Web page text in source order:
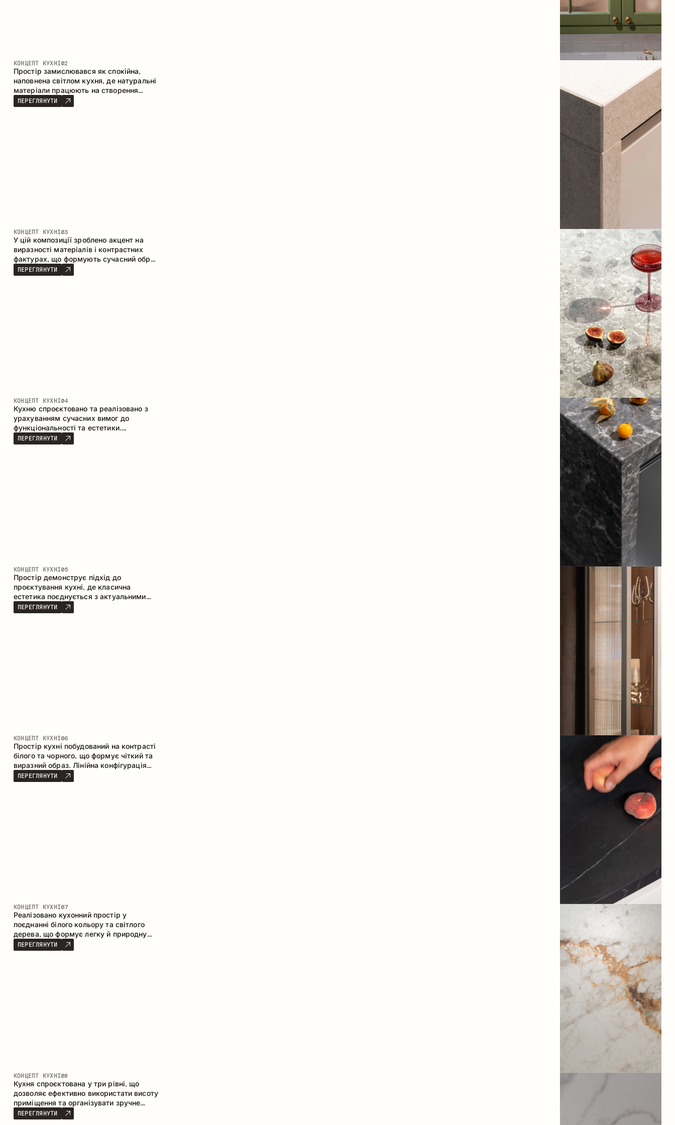
КОНЦЕПТ КУХНІ02
Простір замислювався як спокійна,
наповнена світлом кухня, де натуральні
матеріали працюють на створення
відчуття тепла, рівноваги та візуальної
легкості. Безпрограшне поєднання
ПЕРЕГЛЯНУТИ
КОНЦЕПТ КУХНІ03
У цій композиції зроблено акцент на
виразності матеріалів і контрастних
фактурах, що формують сучасний образ
кухонного простору. Темне обвуглене
дерево, метал і керамограніт формують
ПЕРЕГЛЯНУТИ
КОНЦЕПТ КУХНІ04
Кухню спроєктовано та реалізовано з
урахуванням сучасних вимог до
функціональності та естетики.
Поєднання текстур формує стриманий
та збалансований інтер’єр.
ПЕРЕГЛЯНУТИ
КОНЦЕПТ КУХНІ05
Простір демонструє підхід до
проєктування кухні, де класична
естетика поєднується з актуальними
матеріалами та продуманою
ергономікою. Світла палітра, чітка
ПЕРЕГЛЯНУТИ
КОНЦЕПТ КУХНІ06
Простір кухні побудований на контрасті
білого та чорного, що формує чіткий та
виразний образ. Лінійна конфігурація
підкреслює лаконічність та
впорядкованість інтер’єру.
ПЕРЕГЛЯНУТИ
КОНЦЕПТ КУХНІ07
Реалізовано кухонний простір у
поєднанні білого кольору та світлого
дерева, що формує легку й природну
атмосферу. П-подібна конфігурація
забезпечує ергономіку та зручність у
ПЕРЕГЛЯНУТИ
КОНЦЕПТ КУХНІ08
Кухня спроєктована у три рівні, що
дозволяє ефективно використати висоту
приміщення та організувати зручне
зберігання. Лінійна конфігурація
підкреслює лаконічність і цілісність
ПЕРЕГЛЯНУТИ